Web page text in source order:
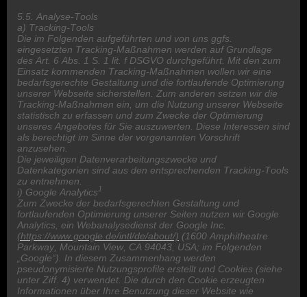
5.5. Analyse-Tools
a) Tracking-Tools
Die im Folgenden aufgeführten und von uns ggfs.
eingesetzten Tracking-Maßnahmen werden auf Grundlage
des Art. 6 Abs. 1 S. 1 lit. f DSGVO durchgeführt. Mit den zum
Einsatz kommenden Tracking-Maßnahmen wollen wir eine
bedarfsgerechte Gestaltung und die fortlaufende Optimierung
unserer Webseite sicherstellen. Zum anderen setzen wir die
Tracking-Maßnahmen ein, um die Nutzung unserer Webseite
statistisch zu erfassen und zum Zwecke der Optimierung
unseres Angebotes für Sie auszuwerten. Diese Interessen sind
als berechtigt im Sinne der vorgenannten Vorschrift
anzusehen.
Die jeweiligen Datenverarbeitungszwecke und
Datenkategorien sind aus den entsprechenden Tracking-Tools
zu entnehmen.
i) Google Analytics1
Zum Zwecke der bedarfsgerechten Gestaltung und
fortlaufenden Optimierung unserer Seiten nutzen wir Google
Analytics, ein Webanalysedienst der Google Inc.
(https://www.google.de/intl/de/about/) (1600 Amphitheatre
Parkway, Mountain View, CA 94043, USA; im Folgenden
„Google“). In diesem Zusammenhang werden
pseudonymisierte Nutzungsprofile erstellt und Cookies (siehe
unter Ziff. 4) verwendet. Die durch den Cookie erzeugten
Informationen über Ihre Benutzung dieser Website wie